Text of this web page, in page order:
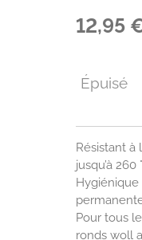
12,95
Épuisé
Résistant à
jusqu’à 260
Hygiénique
Pour tous
ronds woll